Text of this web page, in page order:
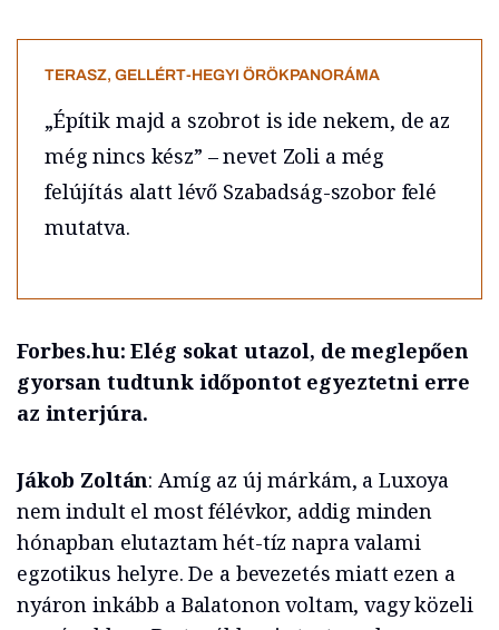
TERASZ, GELLÉRT-HEGYI ÖRÖKPANORÁMA
„Építik majd a szobrot is ide nekem, de az
még nincs kész” – nevet Zoli a még
felújítás alatt lévő Szabadság-szobor felé
mutatva.
Forbes.hu: Elég sokat utazol, de meglepően
gyorsan tudtunk időpontot egyeztetni erre
az interjúra.
Jákob Zoltán: Amíg az új márkám, a Luxoya
nem indult el most félévkor, addig minden
hónapban elutaztam hét-tíz napra valami
egzotikus helyre. De a bevezetés miatt ezen a
nyáron inkább a Balatonon voltam, vagy közeli